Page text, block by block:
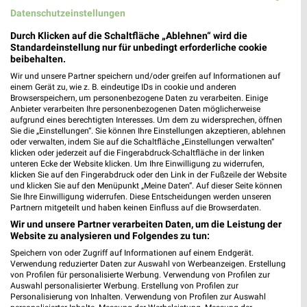
Inspiriert vom Meer
Gültig bis Di. 25.08.
Voilà, c’est moi
Gültig ab Mi. 12.08.
sb Lüning Tchibo
Datenschutzeinstellungen
Durch Klicken auf die Schaltfläche „Ablehnen“ wird die
Standardeinstellung nur für unbedingt erforderliche cookie
beibehalten.
Wir und unsere Partner speichern und/oder greifen auf Informationen auf
einem Gerät zu, wie z. B. eindeutige IDs in cookie und anderen
Browserspeichern, um personenbezogene Daten zu verarbeiten. Einige
Anbieter verarbeiten Ihre personenbezogenen Daten möglicherweise
aufgrund eines berechtigten Interesses. Um dem zu widersprechen, öffnen
Sie die „Einstellungen“. Sie können Ihre Einstellungen akzeptieren, ablehnen
oder verwalten, indem Sie auf die Schaltfläche „Einstellungen verwalten“
klicken oder jederzeit auf die Fingerabdruck-Schaltfläche in der linken
unteren Ecke der Website klicken. Um Ihre Einwilligung zu widerrufen,
klicken Sie auf den Fingerabdruck oder den Link in der Fußzeile der Website
und klicken Sie auf den Menüpunkt „Meine Daten“. Auf dieser Seite können
Sie Ihre Einwilligung widerrufen. Diese Entscheidungen werden unseren
Partnern mitgeteilt und haben keinen Einfluss auf die Browserdaten.
Wir und unsere Partner verarbeiten Daten, um die Leistung der
Website zu analysieren und Folgendes zu tun:
Speichern von oder Zugriff auf Informationen auf einem Endgerät.
Verwendung reduzierter Daten zur Auswahl von Werbeanzeigen. Erstellung
von Profilen für personalisierte Werbung. Verwendung von Profilen zur
Auswahl personalisierter Werbung. Erstellung von Profilen zur
Personalisierung von Inhalten. Verwendung von Profilen zur Auswahl